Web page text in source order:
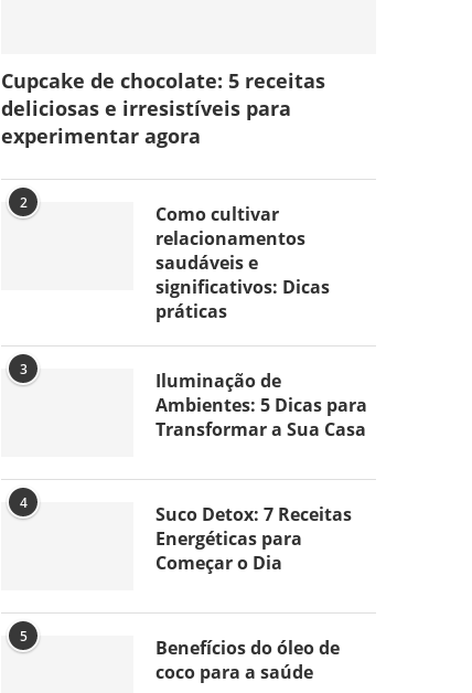
Cupcake de chocolate: 5 receitas
deliciosas e irresistíveis para
experimentar agora
2
Como cultivar
relacionamentos
saudáveis e
significativos: Dicas
práticas
3
Iluminação de
Ambientes: 5 Dicas para
Transformar a Sua Casa
4
Suco Detox: 7 Receitas
Energéticas para
Começar o Dia
5
Benefícios do óleo de
coco para a saúde